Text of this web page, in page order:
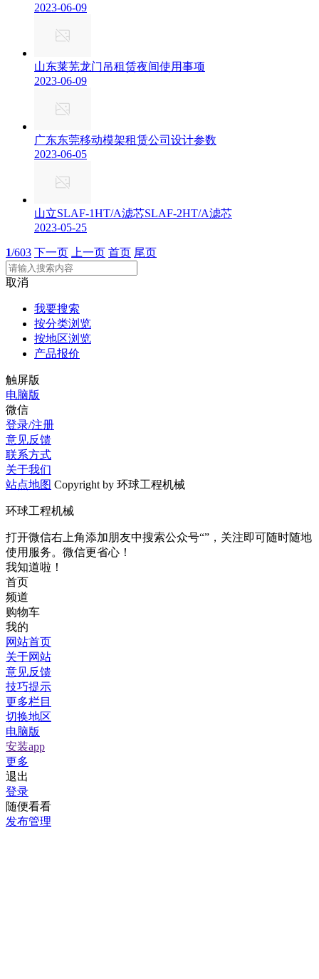
2023-06-09
山东莱芜龙门吊租赁夜间使用事项
2023-06-09
广东东莞移动模架租赁公司设计参数
2023-06-05
山立SLAF-1HT/A滤芯SLAF-2HT/A滤芯
2023-05-25
1/603 下一页 上一页 首页 尾页
取消
我要搜索
按分类浏览
按地区浏览
产品报价
触屏版
电脑版
微信
登录/注册
意见反馈
联系方式
关于我们
站点地图 Copyright by 环球工程机械
环球工程机械
打开微信右上角添加朋友中搜索公众号“”，关注即可随时随地
使用服务。微信更省心！
我知道啦！
首页
频道
购物车
我的
网站首页
关于网站
意见反馈
技巧提示
更多栏目
切换地区
电脑版
安装app
更多
退出
登录
随便看看
发布管理